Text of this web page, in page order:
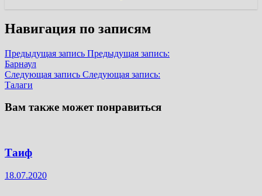
Навигация по записям
Предыдущая запись Предыдущая запись:
Барнаул
Следующая запись Следующая запись:
Талаги
Вам также может понравиться
Таиф
18.07.2020